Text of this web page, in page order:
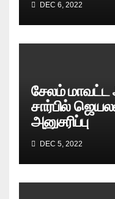
DEC 6, 2022
சேலம்
சார்பில்
அனுசரிப்பு
DEC 5, 2022